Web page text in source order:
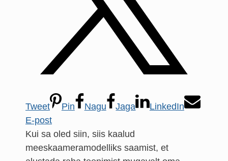
Tweet Pin Nagu Jaga
LinkedIn
E-post
Kui sa oled siin, siis kaalud
meeskaameramodelliks saamist, et